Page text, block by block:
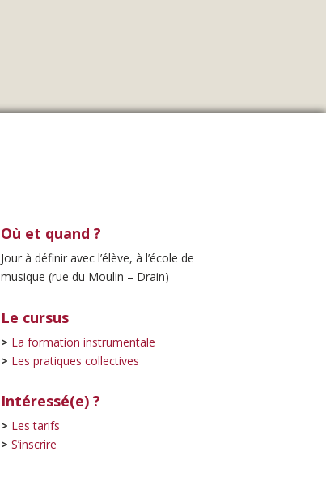
Où et quand ?
Jour à définir avec l’élève, à l’école de
musique (rue du Moulin – Drain)
Le cursus
> La formation instrumentale
> Les pratiques collectives
Intéressé(e) ?
> Les tarifs
> S’inscrire